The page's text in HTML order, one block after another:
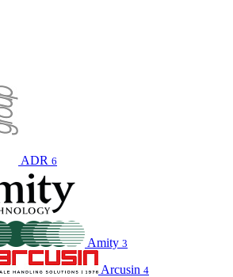
ADR 6
Amity 3
Arcusin 4